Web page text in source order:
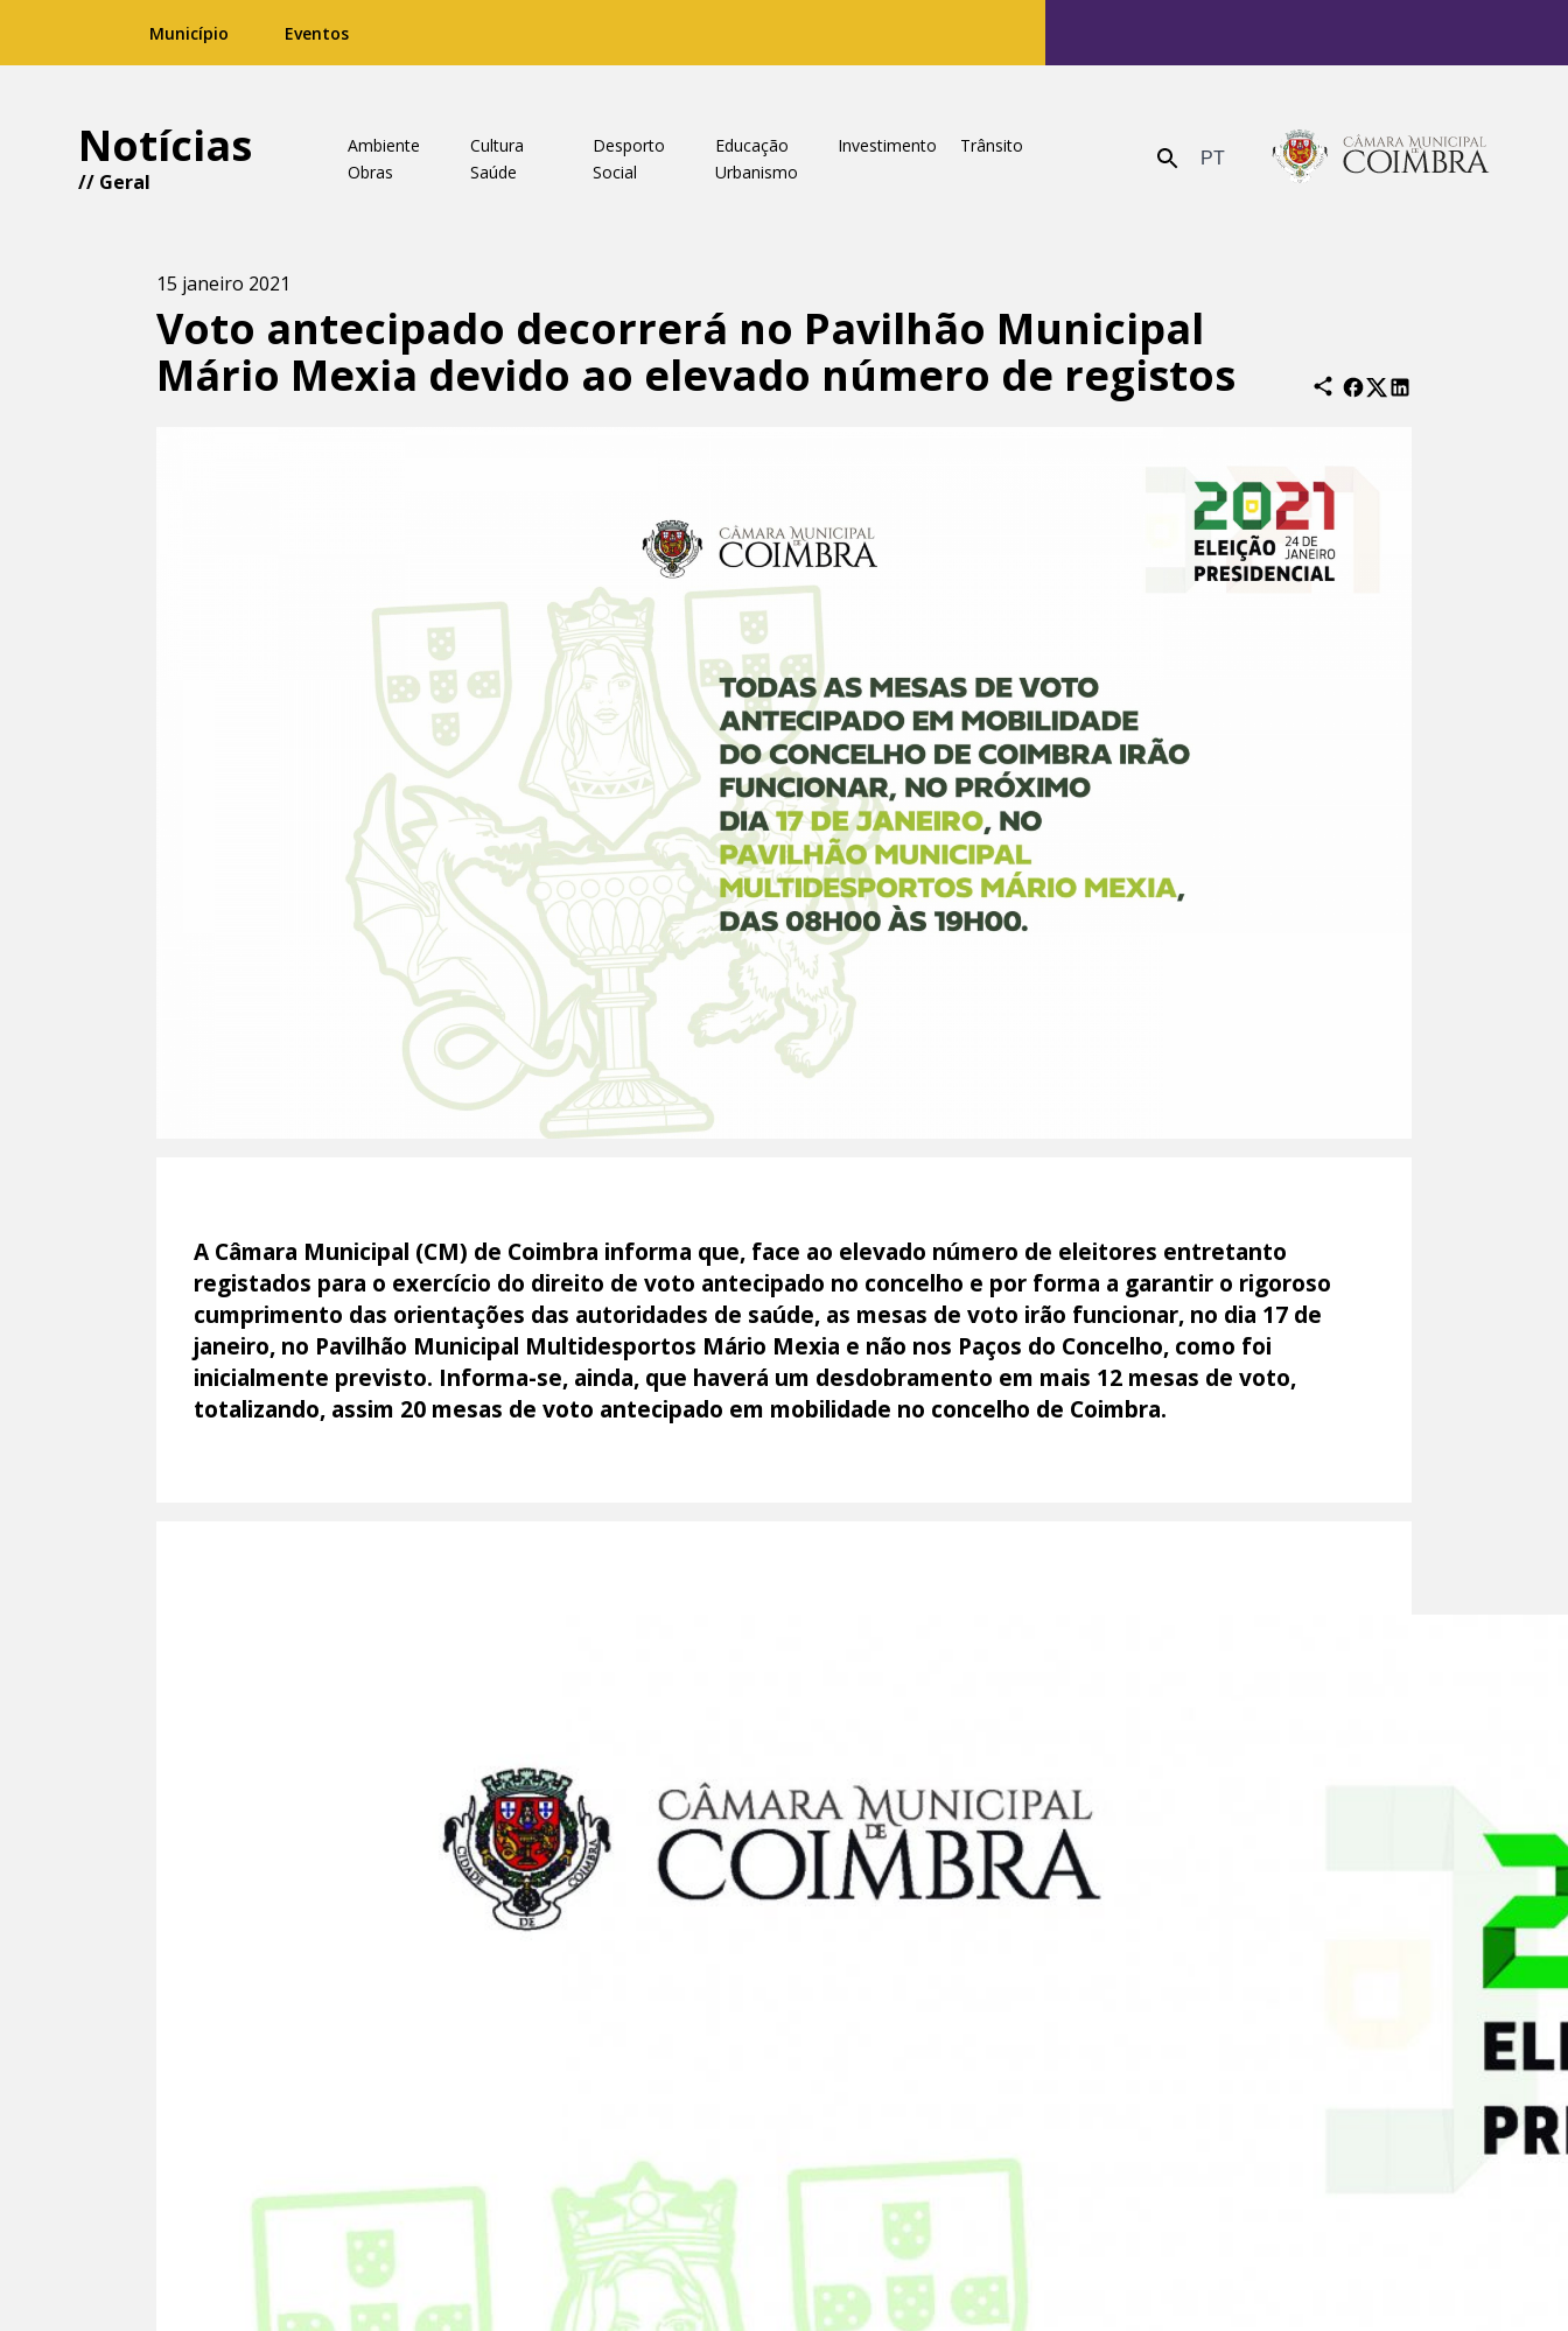
Município Eventos
Notícias
// Geral
Ambiente Cultura Desporto Educação Investimento
Trânsito
Obras
Saúde Social Urbanismo Enviar PT
15 janeiro 2021
Voto antecipado decorrerá no Pavilhão Municipal
Mário Mexia devido ao elevado número de registos
A Câmara Municipal (CM) de Coimbra informa que, face ao elevado número de eleitores entretanto
registados para o exercício do direito de voto antecipado no concelho e por forma a garantir o rigoroso
cumprimento das orientações das autoridades de saúde, as mesas de voto irão funcionar, no dia 17 de
janeiro, no Pavilhão Municipal Multidesportos Mário Mexia e não nos Paços do Concelho, como foi
inicialmente previsto. Informa-se, ainda, que haverá um desdobramento em mais 12 mesas de voto,
totalizando, assim 20 mesas de voto antecipado em mobilidade no concelho de Coimbra.